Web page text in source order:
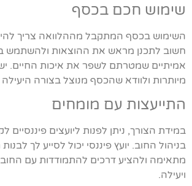
שימוש חכם בכסף
השימוש בכסף המתקבל מההלוואה צריך
חשוב לתכנן מראש את ההוצאות ולהשתמש
אמיתיים שמטרתם לשפר את איכות החיים.
מיותרות ולוודא שהכסף מנוצל בצורה היעילה
התייעצות עם מומחים
במידת הצורך, ניתן לפנות ליועצים פיננסיים
בניהול החוב. יועץ פיננסי יכול לסייע לך
מתאימה ולהציע דרכים להתמודדות עם
ויעילה.